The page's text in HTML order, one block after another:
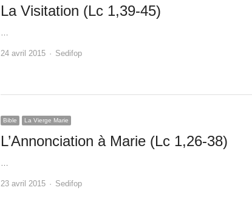
La Visitation (Lc 1,39-45)
…
24 avril 2015 Author
Sedifop
Bible La Vierge Marie
L’Annonciation à Marie (Lc 1,26-38)
23 avril 2015 Author
Sedifop